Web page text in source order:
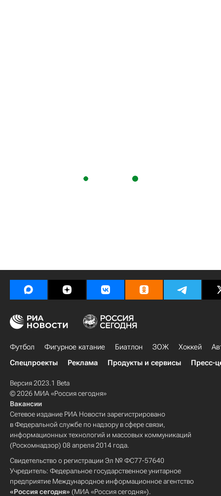
Футбол Фигурное катание Биатлон ЗОЖ Хоккей
Спецпроекты
Реклама Продукты и сервисы Пресс-
Версия 2023.1 Beta
© 2026 МИА «Россия сегодня»
Вакансии
Сетевое издание РИА Новости зарегистрировано
в Федеральной службе по надзору в сфере связи,
информационных технологий и массовых коммуникаций
(Роскомнадзор) 08 апреля 2014 года.
Свидетельство о регистрации Эл № ФС77-57640
Учредитель: Федеральное государственное унитарное
предприятие Международное информационное агентство
«Россия сегодня» (МИА «Россия сегодня»).